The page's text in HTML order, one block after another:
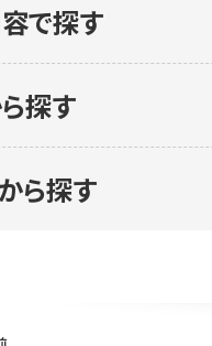
で探す
ら探す
探す